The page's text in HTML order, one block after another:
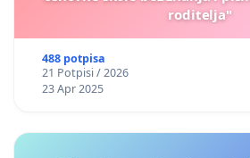
roditelja"
488 potpisa
21 Potpisi / 2026
23 Apr 2025